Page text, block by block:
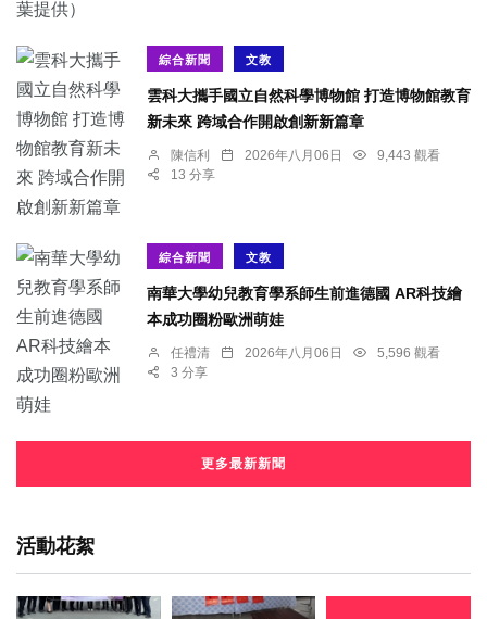
綜合新聞 文教
雲科大攜手國立自然科學博物館 打造博物館教育
新未來 跨域合作開啟創新新篇章
陳信利 2026年八月06日
9,443 觀看
13 分享
綜合新聞 文教
南華大學幼兒教育學系師生前進德國 AR科技繪
本成功圈粉歐洲萌娃
任禮清 2026年八月06日
5,596 觀看
3 分享
更多最新新聞
活動花絮